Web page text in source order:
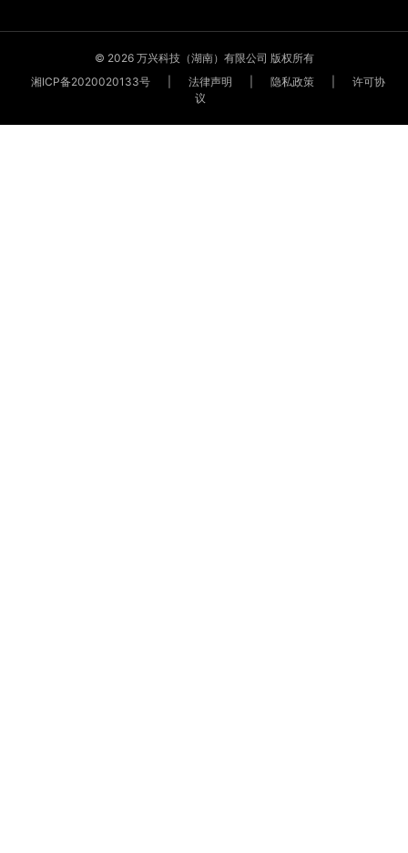
© 2026 万兴科技（湖南）有限公司 版权所有
湘ICP备2020020133号
法律声明 隐私政策
许可协
议